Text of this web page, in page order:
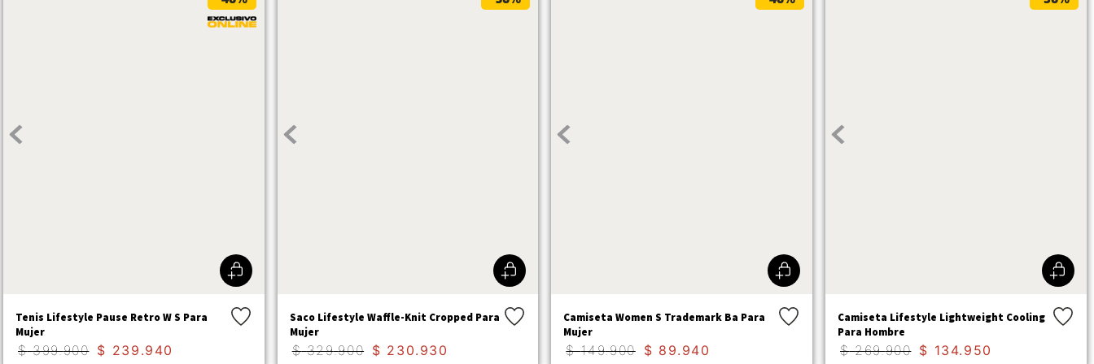
Tenis Lifestyle Pause Retro W S Para
Mujer
$ 399.900 $ 239 .940
Saco Lifestyle Waffle-Knit Cropped Para
Mujer
$ 329.900 $ 230. 930
Camiseta Women S Trademark Ba Para
Mujer
$ 149.900 $ 89. 940
Camiseta Lifestyle Lightweight Cooling
Para Hombre
$ 269.900 $ 134. 950